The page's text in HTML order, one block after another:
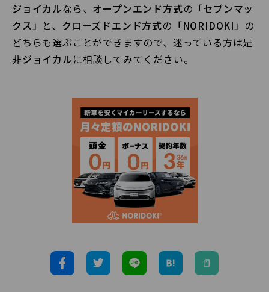
ジョイカルなら、 オープンエンド方式の 「セブンマッ
クス」 と、 クローズドエンド方式の 「NORIDOKI」 の
どちらも選ぶことができますので、迷っている方は是
非ジョイカルに相談してみてください。